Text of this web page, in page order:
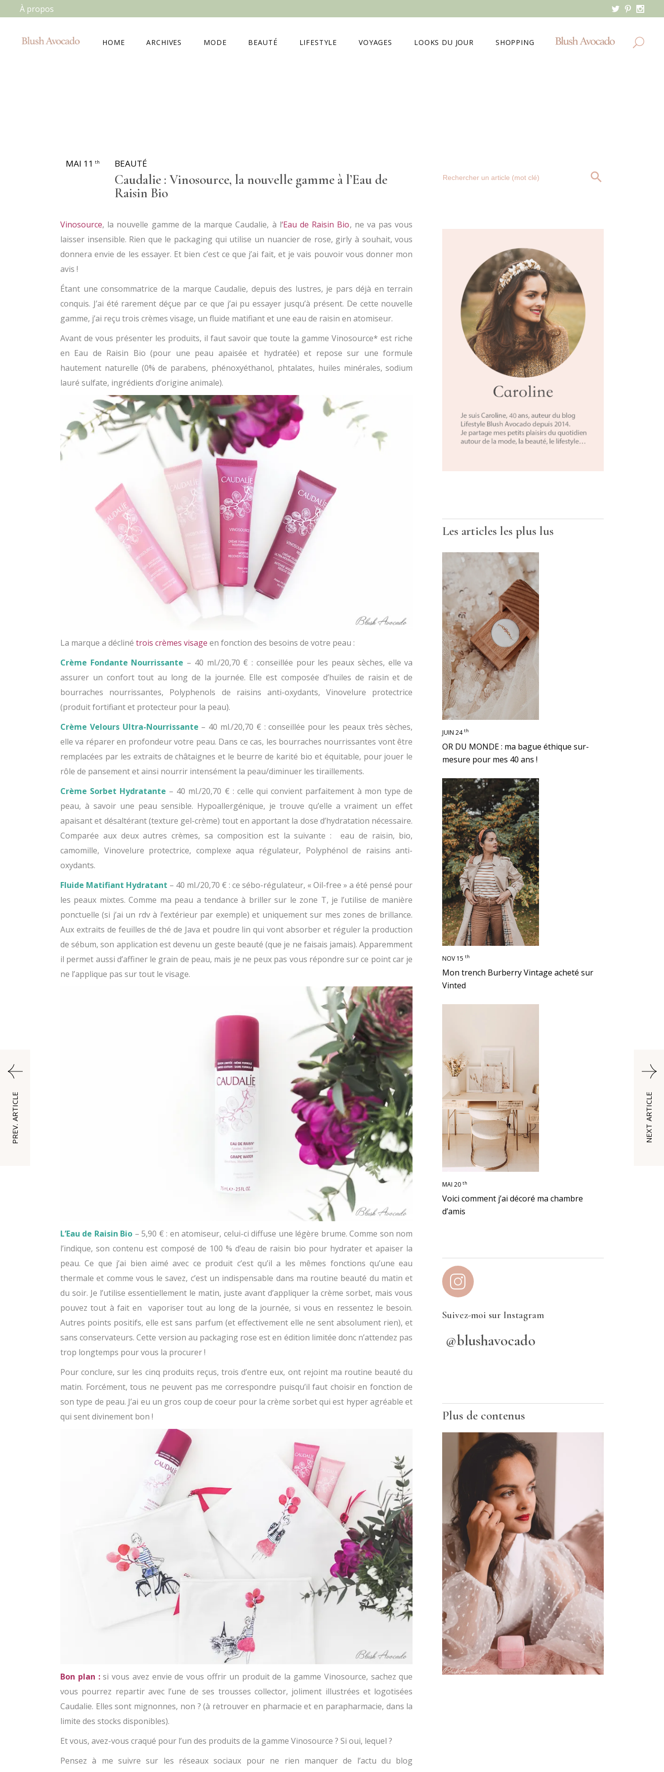
À propos
HOME ARCHIVES MODE BEAUTÉ LIFESTYLE VOYAGES LOOKS DU JOUR SHOPPING
MAI 11 th BEAUTÉ
Caudalie : Vinosource, la nouvelle gamme à l’Eau de
Raisin Bio
Vinosource, la nouvelle gamme de la marque Caudalie, à l‘Eau de Raisin Bio, ne va pas vous
laisser insensible. Rien que le packaging qui utilise un nuancier de rose, girly à souhait, vous
donnera envie de les essayer. Et bien c’est ce que j’ai fait, et je vais pouvoir vous donner mon
avis !
Étant une consommatrice de la marque Caudalie, depuis des lustres, je pars déjà en terrain
conquis. J’ai été rarement déçue par ce que j’ai pu essayer jusqu’à présent. De cette nouvelle
gamme, j’ai reçu trois crèmes visage, un fluide matifiant et une eau de raisin en atomiseur.
Avant de vous présenter les produits, il faut savoir que toute la gamme Vinosource* est riche
en Eau de Raisin Bio (pour une peau apaisée et hydratée) et repose sur une formule
hautement naturelle (0% de parabens, phénoxyéthanol, phtalates, huiles minérales, sodium
lauré sulfate, ingrédients d’origine animale).
La marque a décliné trois crèmes visage en fonction des besoins de votre peau :
Crème Fondante Nourrissante – 40 ml./20,70 € : conseillée pour les peaux sèches, elle va
assurer un confort tout au long de la journée. Elle est composée d’huiles de raisin et de
bourraches nourrissantes, Polyphenols de raisins anti-oxydants, Vinovelure protectrice
(produit fortifiant et protecteur pour la peau).
Crème Velours Ultra-Nourrissante – 40 ml./20,70 € : conseillée pour les peaux très sèches,
elle va réparer en profondeur votre peau. Dans ce cas, les bourraches nourrissantes vont être
remplacées par les extraits de châtaignes et le beurre de karité bio et équitable, pour jouer le
rôle de pansement et ainsi nourrir intensément la peau/diminuer les tiraillements.
Crème Sorbet Hydratante – 40 ml./20,70 € : celle qui convient parfaitement à mon type de
peau, à savoir une peau sensible. Hypoallergénique, je trouve qu’elle a vraiment un effet
apaisant et désaltérant (texture gel-crème) tout en apportant la dose d’hydratation nécessaire.
Comparée aux deux autres crèmes, sa composition est la suivante : eau de raisin, bio,
camomille, Vinovelure protectrice, complexe aqua régulateur, Polyphénol de raisins anti-
oxydants.
Fluide Matifiant Hydratant – 40 ml./20,70 € : ce sébo-régulateur, « Oil-free » a été pensé pour
les peaux mixtes. Comme ma peau a tendance à briller sur le zone T, je l’utilise de manière
ponctuelle (si j’ai un rdv à l’extérieur par exemple) et uniquement sur mes zones de brillance.
Aux extraits de feuilles de thé de Java et poudre lin qui vont absorber et réguler la production
de sébum, son application est devenu un geste beauté (que je ne faisais jamais). Apparemment
il permet aussi d’affiner le grain de peau, mais je ne peux pas vous répondre sur ce point car je
ne l’applique pas sur tout le visage.
L’Eau de Raisin Bio – 5,90 € : en atomiseur, celui-ci diffuse une légère brume. Comme son nom
l’indique, son contenu est composé de 100 % d’eau de raisin bio pour hydrater et apaiser la
peau. Ce que j’ai bien aimé avec ce produit c’est qu’il a les mêmes fonctions qu’une eau
thermale et comme vous le savez, c’est un indispensable dans ma routine beauté du matin et
du soir. Je l’utilise essentiellement le matin, juste avant d’appliquer la crème sorbet, mais vous
pouvez tout à fait en vaporiser tout au long de la journée, si vous en ressentez le besoin.
Autres points positifs, elle est sans parfum (et effectivement elle ne sent absolument rien), et
sans conservateurs. Cette version au packaging rose est en édition limitée donc n’attendez pas
trop longtemps pour vous la procurer !
Pour conclure, sur les cinq produits reçus, trois d’entre eux, ont rejoint ma routine beauté du
matin. Forcément, tous ne peuvent pas me correspondre puisqu’il faut choisir en fonction de
son type de peau. J’ai eu un gros coup de coeur pour la crème sorbet qui est hyper agréable et
qui sent divinement bon !
Bon plan :si vous avez envie de vous offrir un produit de la gamme Vinosource, sachez que
vous pourrez repartir avec l’une de ses trousses collector, joliment illustrées et logotisées
Caudalie. Elles sont mignonnes, non ? (à retrouver en pharmacie et en parapharmacie, dans la
limite des stocks disponibles).
Et vous, avez-vous craqué pour l’un des produits de la gamme Vinosource ? Si oui, lequel ?
Pensez à me suivre sur les réseaux sociaux pour ne rien manquer de l’actu du blog
for:
SEARCH BUTTON
Les articles les plus lus
JUIN 24 th
OR DU MONDE : ma bague éthique sur-
mesure pour mes 40 ans !
NOV 15 th
Mon trench Burberry Vintage acheté sur
Vinted
MAI 20 th
Voici comment j’ai décoré ma chambre
d’amis
Suivez-moi sur Instagram
@blushavocado
Plus de contenus
PREV. ARTICLE NEXT ARTICLE